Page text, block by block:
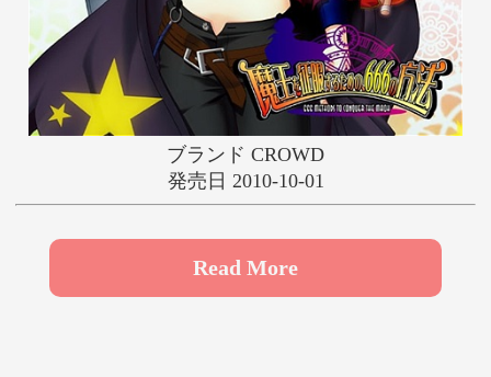
ブランド CROWD
発売日 2010-10-01
Read More